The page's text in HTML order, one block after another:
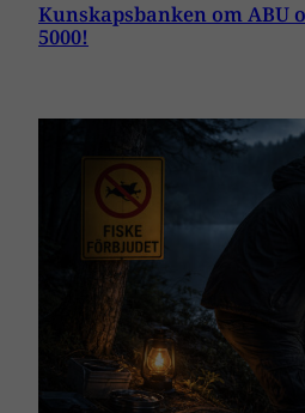
Kunskapsbanken om ABU
5000!